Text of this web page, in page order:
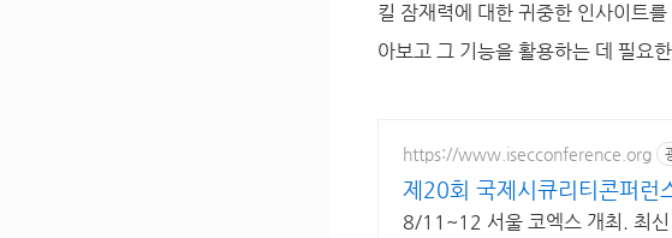
킬 잠재력에 대한 귀중한 인사이트
아보고 그 기능을 활용하는 데 필요
https://www.isecconference.org
제20회 국제시큐리티콘퍼런
8/11~12 서울 코엑스 개최. 최